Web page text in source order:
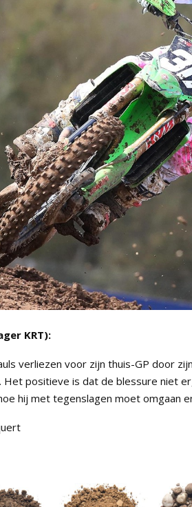
KRT):
verliezen voor zijn thuis-GP door
Het positieve is dat de blessure niet
hij met tegenslagen moet omgaan